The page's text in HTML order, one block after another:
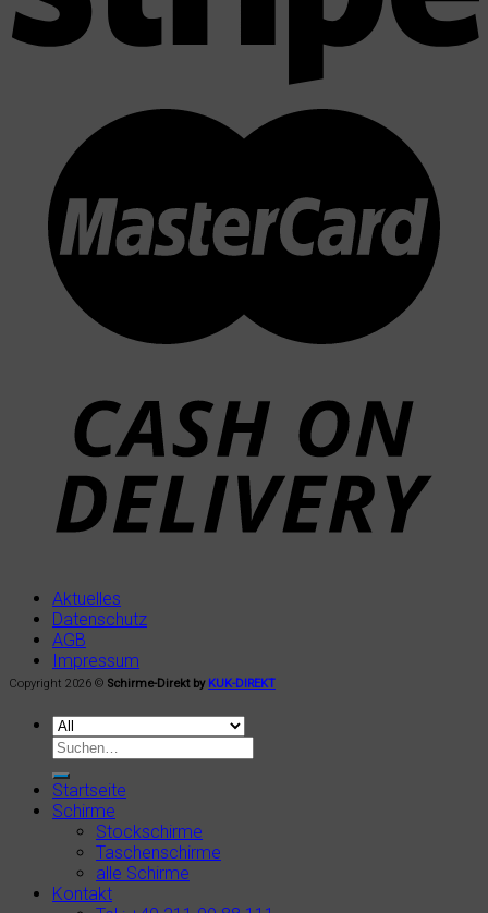
Aktuelles
Datenschutz
AGB
Impressum
Copyright 2026 © Schirme-Direkt by KUK-DIREKT
Startseite
Schirme
Stockschirme
Taschenschirme
alle Schirme
Kontakt